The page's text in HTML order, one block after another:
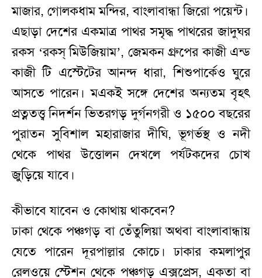
মাজার, গোলকধাম মন্দির, বাংলাবান্ধা জিরো পয়েন্ট।
এছাড়া দেশের একমাত্র পাথর সমৃদ্ধ পাথরের জাদুঘর
রকস ‘রকস্ মিউজিয়াম’, জেমকন গ্রুপের কাজী এন্ড
কাজী টি এস্টেটের আনন্দ ধারা, শিশুপার্কেও ঘুরে
আসতে পারেন। মএকই সঙ্গে দেশের অন্যতম বৃহৎ
প্রত্নতত্ত্ব নিদর্শন ভিতরগড় দুর্গনগরী ও ১৫০০ বছরের
পুরাতন সুবিশাল মহারাজার দীঘি, ভূগর্ভস্থ ও নদী
থেকে পাথর উত্তোলন দেখলে পর্যটকদের চোখ
জুড়িয়ে যাবে।
কীভাবে যাবেন ও কোথায় থাকবেন?
ঢাকা থেকে পঞ্চগড় বা তেঁতুলিয়া অথবা বাংলাবান্ধায়
যেতে পারেন দূরপাল্লার কোচে। ঢাকার কমলাপুর
রেলওয়ে স্টেশন থেকে পঞ্চগড় এক্সপ্রেস, একতা বা